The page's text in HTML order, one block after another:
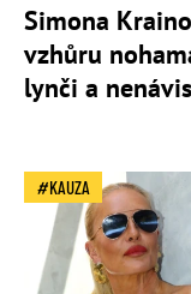
Simona
vzhůru
lynči a
KAUZA